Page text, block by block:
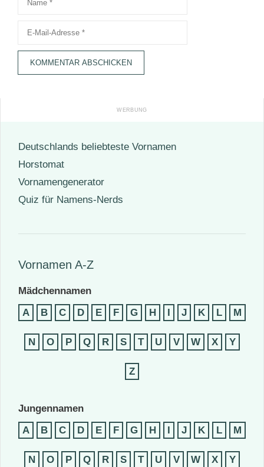
Adresse
Deutschlands beliebteste Vornamen
Horstomat
Vornamengenerator
Quiz für Namens-Nerds
Vornamen A-Z
Mädchennamen
A
B C D E F G H J K L M
N O P Q R S T U V W X Y
Z
Jungennamen
A
B C D E F G H J K L M
N O P Q R S T U V W X Y